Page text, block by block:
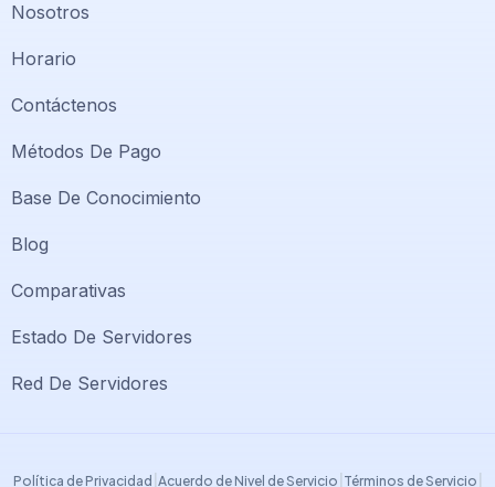
Nosotros
Horario
Contáctenos
Métodos De Pago
Base De Conocimiento
Blog
Comparativas
Estado De Servidores
Red De Servidores
Política de Privacidad Acuerdo de Nivel de Servicio Términos de Servicio